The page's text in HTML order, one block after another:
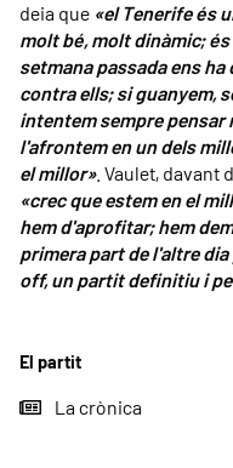
El partit
La crònica
deia que «el Tenerife és
molt bé, molt dinàmic;
setmana passada ens
contra ells; si guanyem,
intentem sempre pensar
l'afrontem en un dels
el millor». Vaulet, davant
«crec que estem en el
hem d'aprofitar; hem
primera part de l'altre
off, un partit definitiu i